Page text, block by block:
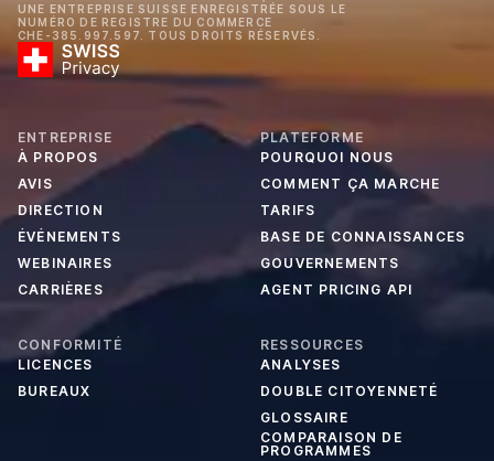
UNE ENTREPRISE SUISSE ENREGISTRÉE SOUS LE
NUMÉRO DE REGISTRE DU COMMERCE
CHE-385.997.597. TOUS DROITS RÉSERVÉS.
ENTREPRISE
À PROPOS
AVIS
DIRECTION
ÉVÉNEMENTS
WEBINAIRES
CARRIÈRES
PLATEFORME
POURQUOI NOUS
COMMENT ÇA MARCHE
TARIFS
BASE DE CONNAISSANCES
GOUVERNEMENTS
AGENT PRICING API
CONFORMITÉ
LICENCES
BUREAUX
RESSOURCES
ANALYSES
DOUBLE CITOYENNETÉ
GLOSSAIRE
COMPARAISON DE
PROGRAMMES